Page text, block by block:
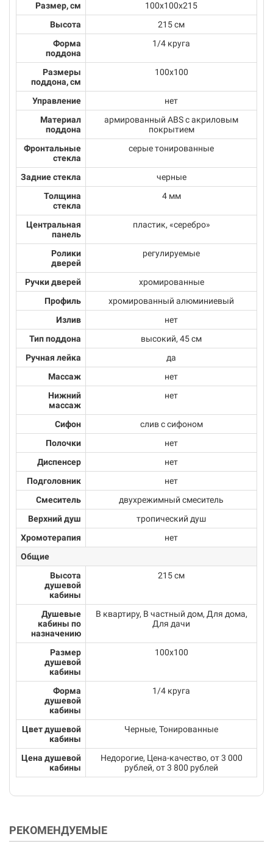
Размер, см
100х100х215
Высота
215 см
Форма
поддона
1/4 круга
Размеры
поддона, см
100x100
Управление
нет
Материал
поддона
армированный ABS с акриловым
покрытием
Фронтальные
стекла
серые тонированные
Задние стекла
черные
Толщина
стекла
4 мм
Центральная
панель
пластик, «серебро»
Ролики
дверей
регулируемые
Ручки дверей
хромированные
Профиль
хромированный алюминиевый
Излив
нет
Тип поддона
высокий, 45 см
Ручная лейка
да
Массаж
нет
Нижний
массаж
нет
Сифон
слив с сифоном
Полочки
нет
Диспенсер
нет
Подголовник
нет
Смеситель
двухрежимный смеситель
Верхний душ
тропический душ
Хромотерапия
нет
Общие
Высота
душевой
кабины
215 см
Душевые
кабины по
назначению
В квартиру, В частный дом, Для дома,
Для дачи
Размер
душевой
кабины
100х100
Форма
душевой
кабины
1/4 круга
Цвет душевой
кабины
Черные, Тонированные
Цена душевой
кабины
Недорогие, Цена-качество, от 3 000
рублей, от 3 800 рублей
РЕКОМЕНДУЕМЫЕ